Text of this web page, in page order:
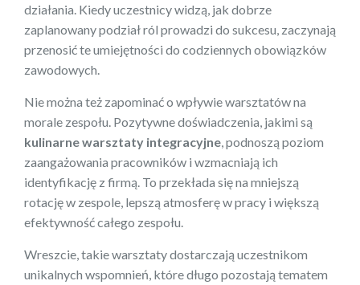
działania. Kiedy uczestnicy widzą, jak dobrze
zaplanowany podział ról prowadzi do sukcesu, zaczynają
przenosić te umiejętności do codziennych obowiązków
zawodowych.
Nie można też zapominać o wpływie warsztatów na
morale zespołu. Pozytywne doświadczenia, jakimi są
kulinarne warsztaty integracyjne , podnoszą poziom
zaangażowania pracowników i wzmacniają ich
identyfikację z firmą. To przekłada się na mniejszą
rotację w zespole, lepszą atmosferę w pracy i większą
efektywność całego zespołu.
Wreszcie, takie warsztaty dostarczają uczestnikom
unikalnych wspomnień, które długo pozostają tematem